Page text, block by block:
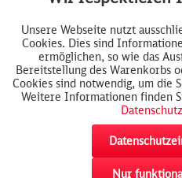
Tracking
Unsere Webseite nutzt
Cookies. Dies sind
ermöglichen, so wie das
Bereitstellung des Warenkorbs
Cookies sind notwendig, um die
Weitere Informationen finden
Nur